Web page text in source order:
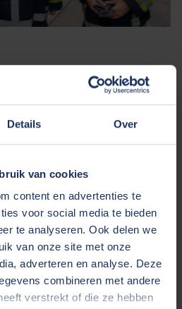
Details Over
van cookies
content en advertenties te
voor social media te bieden
te analyseren. Ook delen we
van onze site met onze
adverteren en analyse. Deze
combineren met andere
verstrekt of die ze hebben
mee"
het actief meedenken zijn
over het preventieplan